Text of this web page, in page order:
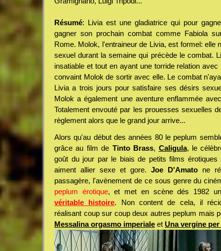
Résumé: Livia est une gladiatrice qui pour
gagner son prochain combat comme Fabiola
Rome. Molok, l'entraineur de Livia, est formel: elle
sexuel durant la semaine qui précède le combat.
insatiable et tout en ayant une torride relation
convaint Molok de sortir avec elle. Le combat
Livia a trois jours pour satisfaire ses désirs
Molok a également une aventure enflammée
Totalement envouté par les prouesses sexuelles
règlement alors que le grand jour arrive...
Alors qu'au début des années 80 le peplum
grâce au film de Tinto Brass, Caligula, le
goût du jour par le biais de petits films érotiques
aiment allier sexe et gore. Joe D'Amato ne
passagère, l'avènement de ce sous genre du
peplum érotique, et met en scène dés 1982
véritable histoire. Non content de cela, il
réalisant coup sur coup deux autres peplum mais
Messalina orgasmo imperiale et Una vergine